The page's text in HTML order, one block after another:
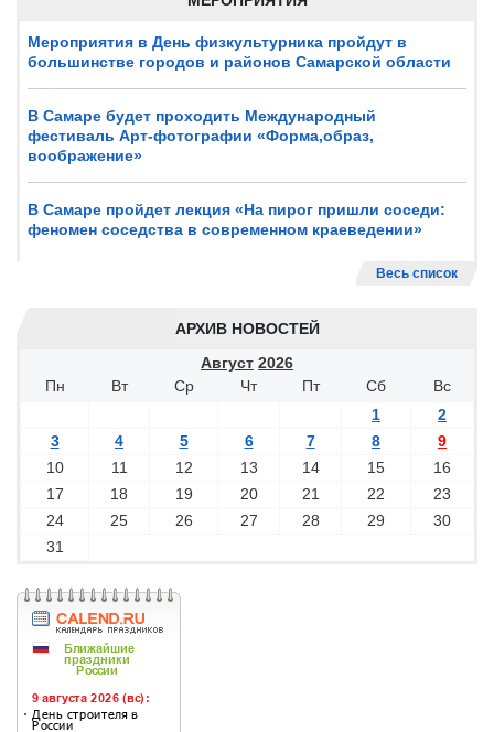
Мероприятия в День физкультурника пройдут в
большинстве городов и районов Самарской области
В Самаре будет проходить Международный
фестиваль Арт-фотографии «Форма,образ,
воображение»
В Самаре пройдет лекция «На пирог пришли соседи:
феномен соседства в современном краеведении»
Весь список
АРХИВ НОВОСТЕЙ
Август 2026
Пн
Вт Ср Чт Пт Сб
Вс
1
2
3
4 5 6 7 8
9
10
11 12 13 14 15
16
17
18 19 20 21 22
23
24
25 26 27 28 29
30
31